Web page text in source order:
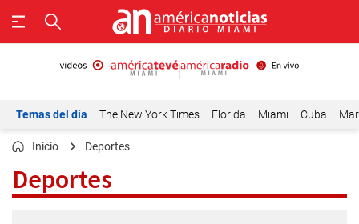
Temas del día The New York Times Florida Miami Cuba
Inicio Deportes
Deportes